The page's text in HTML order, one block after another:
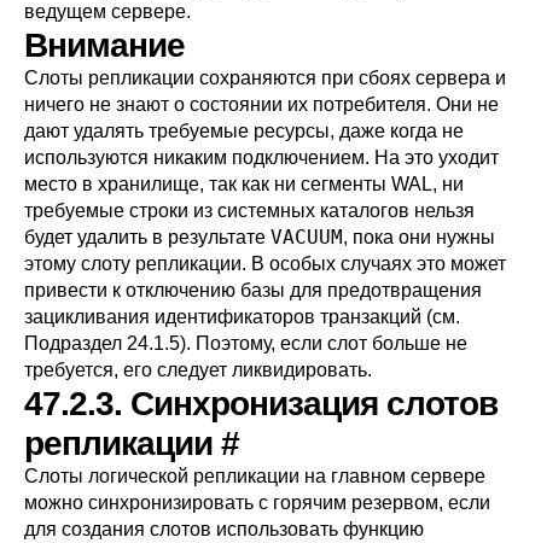
ведущем сервере.
Внимание
Слоты репликации сохраняются при сбоях сервера и
ничего не знают о состоянии их потребителя. Они не
дают удалять требуемые ресурсы, даже когда не
используются никаким подключением. На это уходит
место в хранилище, так как ни сегменты WAL, ни
требуемые строки из системных каталогов нельзя
будет удалить в результате VACUUM, пока они нужны
этому слоту репликации. В особых случаях это может
привести к отключению базы для предотвращения
зацикливания идентификаторов транзакций (см.
Подраздел 24.1.5). Поэтому, если слот больше не
требуется, его следует ликвидировать.
47.2.3. Синхронизация слотов
репликации #
Слоты логической репликации на главном сервере
можно синхронизировать с горячим резервом, если
для создания слотов использовать функцию